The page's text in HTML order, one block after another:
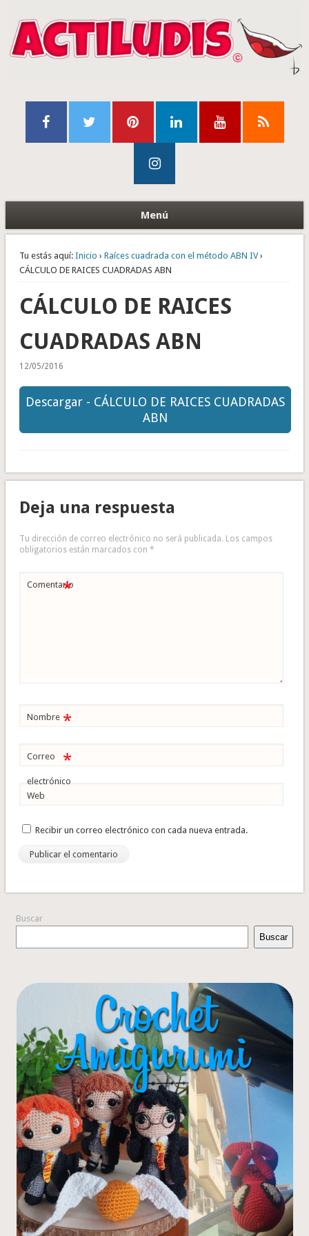
Menú
Tu estás aquí: Inicio › Raíces cuadrada con el método ABN IV›
CÁLCULO DE RAICES CUADRADAS ABN
CÁLCULO DE RAICES
CUADRADAS ABN
12/05/2016
Descargar - CÁLCULO DE RAICES CUADRADAS
ABN
Deja una respuesta
Tu dirección de correo electrónico no será publicada. Los campos
obligatorios están marcados con *
Comentario
*
Nombre *
Correo
electrónico
*
Web
Recibir un correo electrónico con cada nueva entrada.
Buscar
Buscar